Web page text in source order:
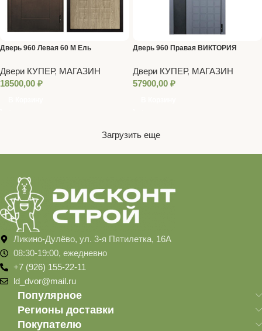
Дверь 960 Левая 60 М Ель
Двери КУПЕР, МАГАЗИН
18500,00 ₽
Дверь 960 Правая ВИКТОРИЯ
Двери КУПЕР, МАГАЗИН
57900,00 ₽
Загрузить еще
Ликино-Дулёво, ул. 3-я Пятилетка, 16А
08:30-19:00, ежедневно
+7 (926) 155-22-11
ld_dvor@mail.ru
Популярное
Регионы доставки
Покупателю